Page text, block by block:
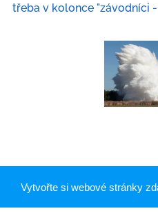
třeba v kolonce "závodníci
Vytvořte si webové stránky